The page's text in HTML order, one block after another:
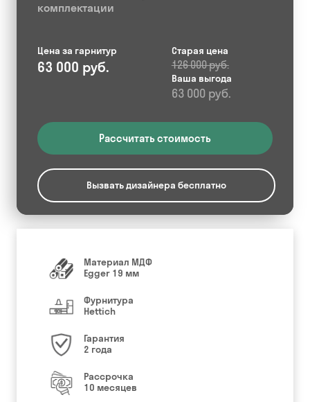
комплектации
Цена за гарнитур
63 000 руб.
Старая цена
126 000 руб.
Ваша выгода
63 000 руб.
Рассчитать стоимость
Вызвать дизайнера бесплатно
Материал МДФ
Egger 19 мм
Фурнитура
Hettich
Гарантия
2 года
Рассрочка
10 месяцев